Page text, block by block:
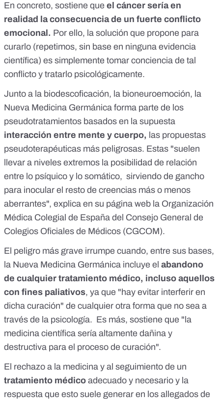
En concreto, sostiene que el cáncer sería en
realidad la consecuencia de un fuerte conflicto
emocional. Por ello, la solución que propone para
curarlo (repetimos, sin base en ninguna evidencia
científica) es simplemente tomar conciencia de tal
conflicto y tratarlo psicológicamente.
Junto a la biodescoficación, la bioneuroemoción, la
Nueva Medicina Germánica forma parte de los
pseudotratamientos basados en la supuesta
interacción entre mente y cuerpo, las propuestas
pseudoterapéuticas más peligrosas. Estas "suelen
llevar a niveles extremos la posibilidad de relación
entre lo psíquico y lo somático, sirviendo de gancho
para inocular el resto de creencias más o menos
aberrantes", explica en su página web la Organización
Médica Colegial de España del Consejo General de
Colegios Oficiales de Médicos (CGCOM).
El peligro más grave irrumpe cuando, entre sus bases,
la Nueva Medicina Germánica incluye el abandono
de cualquier tratamiento médico, incluso aquellos
con fines paliativos, ya que "hay evitar interferir en
dicha curación" de cualquier otra forma que no sea a
través de la psicología. Es más, sostiene que " la
medicina científica sería altamente dañina y
destructiva para el proceso de curación".
El rechazo a la medicina y al seguimiento de un
tratamiento médico adecuado y necesario y la
respuesta que esto suele generar en los allegados de